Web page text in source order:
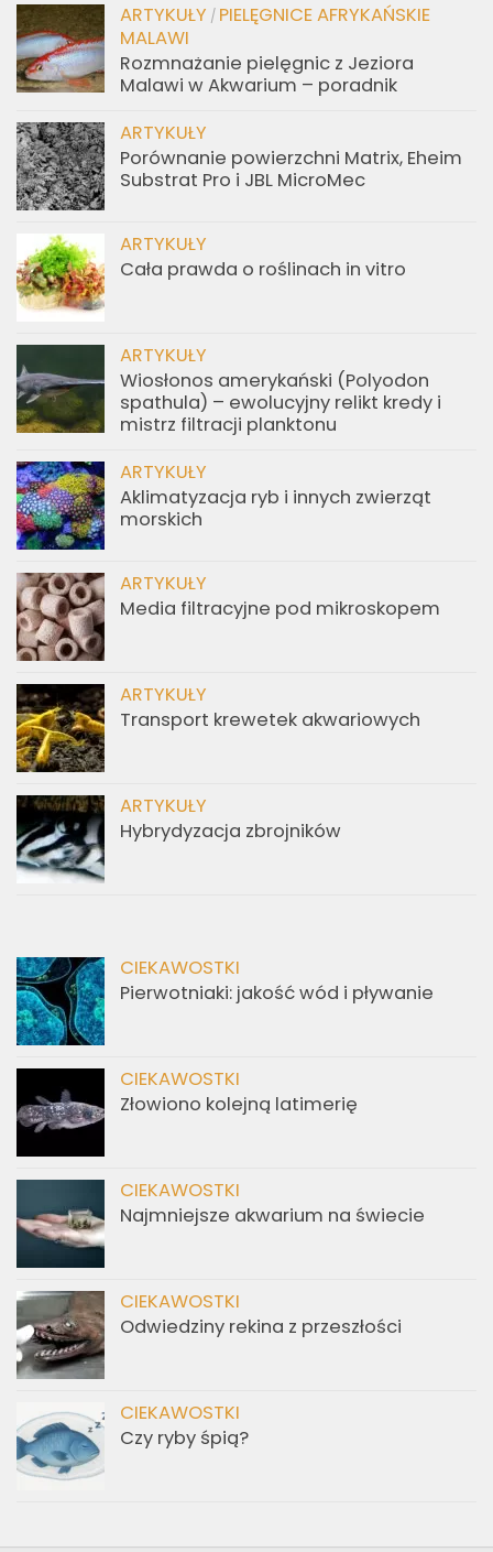
ARTYKUŁY / PIELĘGNICE AFRYKAŃSKIE
MALAWI
Rozmnażanie pielęgnic z Jeziora
Malawi w Akwarium – poradnik
ARTYKUŁY
Porównanie powierzchni Matrix, Eheim
Substrat Pro i JBL MicroMec
ARTYKUŁY
Cała prawda o roślinach in vitro
ARTYKUŁY
Wiosłonos amerykański (Polyodon
spathula) – ewolucyjny relikt kredy i
mistrz filtracji planktonu
ARTYKUŁY
Aklimatyzacja ryb i innych zwierząt
morskich
ARTYKUŁY
Media filtracyjne pod mikroskopem
ARTYKUŁY
Transport krewetek akwariowych
ARTYKUŁY
Hybrydyzacja zbrojników
CIEKAWOSTKI
Pierwotniaki: jakość wód i pływanie
CIEKAWOSTKI
Złowiono kolejną latimerię
CIEKAWOSTKI
Najmniejsze akwarium na świecie
CIEKAWOSTKI
Odwiedziny rekina z przeszłości
CIEKAWOSTKI
Czy ryby śpią?